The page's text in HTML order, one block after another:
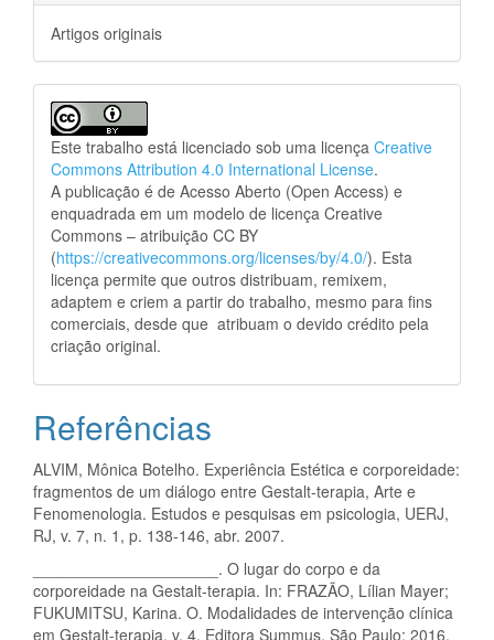
Artigos originais
Este trabalho está licenciado sob uma licença Creative
Commons Attribution 4.0 International License.
A publicação é de Acesso Aberto (Open Access) e
enquadrada em um modelo de licença Creative
Commons – atribuição CC BY
(https://creativecommons.org/licenses/by/4.0/). Esta
licença permite que outros distribuam, remixem,
adaptem e criem a partir do trabalho, mesmo para fins
comerciais, desde que atribuam o devido crédito pela
criação original.
Referências
ALVIM, Mônica Botelho. Experiência Estética e corporeidade:
fragmentos de um diálogo entre Gestalt-terapia, Arte e
Fenomenologia. Estudos e pesquisas em psicologia, UERJ,
RJ, v. 7, n. 1, p. 138-146, abr. 2007.
_____________________. O lugar do corpo e da
corporeidade na Gestalt-terapia. In: FRAZÃO, Lílian Mayer;
FUKUMITSU, Karina. O. Modalidades de intervenção clínica
em Gestalt-terapia. v. 4, Editora Summus, São Paulo: 2016.